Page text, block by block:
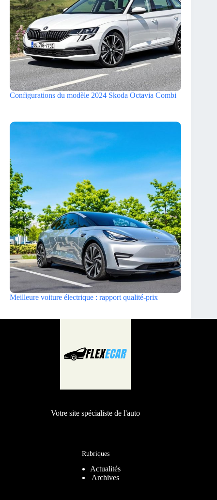
Configurations du modèle 2024 Skoda Octavia Combi
Meilleure voiture électrique : rapport qualité-prix
Votre site spécialiste de l'auto
Rubriques
Actualités
Archives